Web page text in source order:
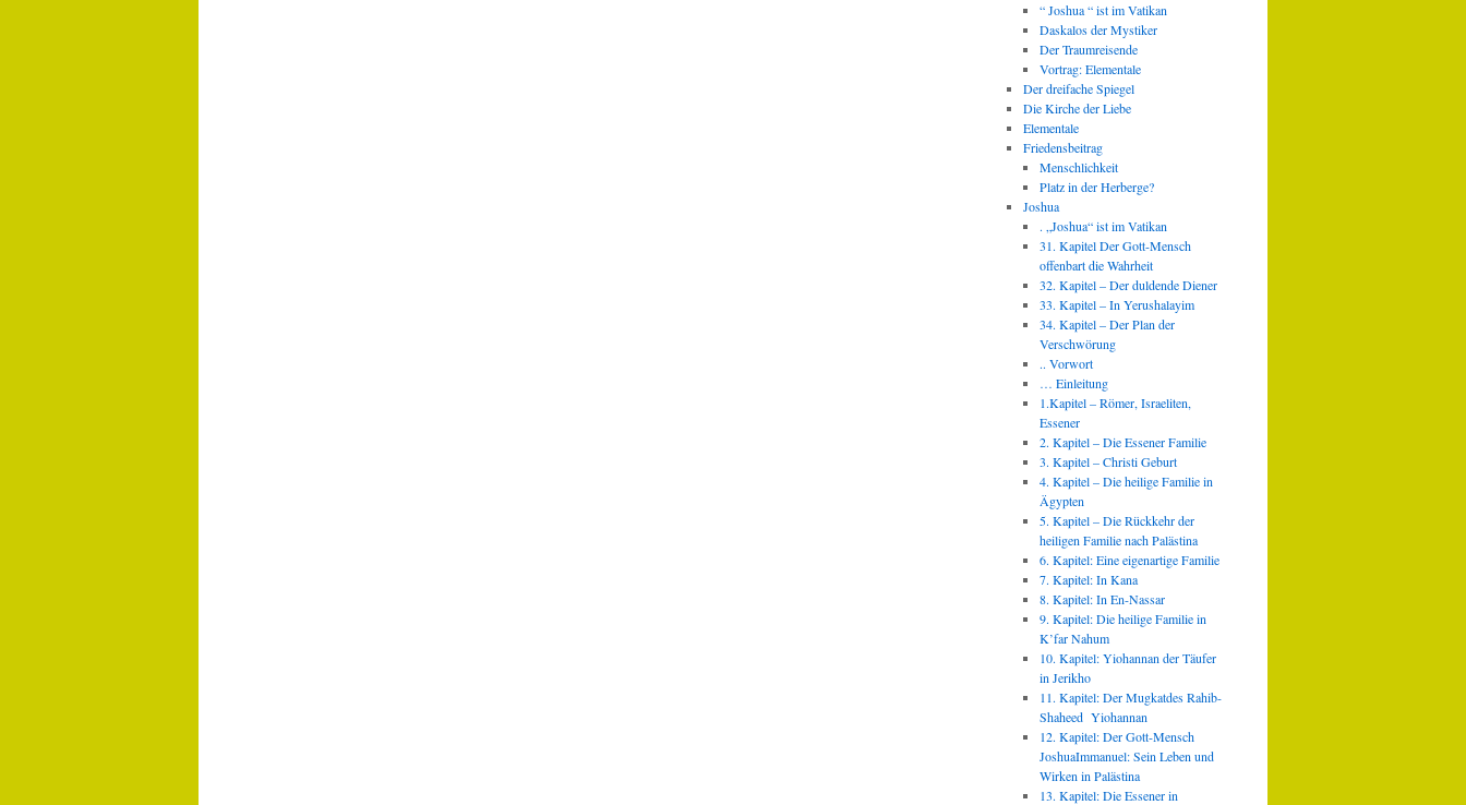
“ Joshua “ ist im Vatikan
Daskalos der Mystiker
Der Traumreisende
Vortrag: Elementale
Der dreifache Spiegel
Die Kirche der Liebe
Elementale
Friedensbeitrag
Menschlichkeit
Platz in der Herberge?
Joshua
. „Joshua“ ist im Vatikan
31. Kapitel Der Gott-Mensch
offenbart die Wahrheit
32. Kapitel – Der duldende Diener
33. Kapitel – In Yerushalayim
34. Kapitel – Der Plan der
Verschwörung
.. Vorwort
… Einleitung
1.Kapitel – Römer, Israeliten,
Essener
2. Kapitel – Die Essener Familie
3. Kapitel – Christi Geburt
4. Kapitel – Die heilige Familie in
Ägypten
5. Kapitel – Die Rückkehr der
heiligen Familie nach Palästina
6. Kapitel: Eine eigenartige Familie
7. Kapitel: In Kana
8. Kapitel: In En-Nassar
9. Kapitel: Die heilige Familie in
K’far Nahum
10. Kapitel: Yiohannan der Täufer
in Jerikho
11. Kapitel: Der Mugkatdes Rahib-
Shaheed Yiohannan
12. Kapitel: Der Gott-Mensch
JoshuaImmanuel: Sein Leben und
Wirken in Palästina
13. Kapitel: Die Essener in